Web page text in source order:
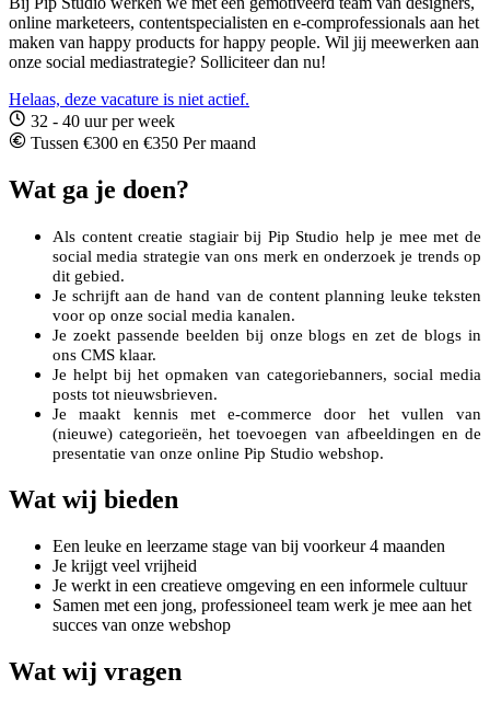
online marketeers, contentspecialisten en e-comprofessionals aan het
maken van happy products for happy people. Wil jij meewerken aan
onze social mediastrategie? Solliciteer dan nu!
Helaas, deze vacature is niet actief.
32 - 40 uur per week
Tussen €300 en €350 Per maand
Wat ga je doen?
Als content creatie stagiair bij Pip Studio help je mee met de
social media strategie van ons merk en onderzoek je trends op
dit gebied.
Je schrijft aan de hand van de content planning leuke teksten
voor op onze social media kanalen.
Je zoekt passende beelden bij onze blogs en zet de blogs in
ons CMS klaar.
Je helpt bij het opmaken van categoriebanners, social media
posts tot nieuwsbrieven.
Je maakt kennis met e-commerce door het vullen van
(nieuwe) categorieën, het toevoegen van afbeeldingen en de
presentatie van onze online Pip Studio webshop.
Wat wij bieden
Een leuke en leerzame stage van bij voorkeur 4 maanden
Je krijgt veel vrijheid
Je werkt in een creatieve omgeving en een informele cultuur
Samen met een jong, professioneel team werk je mee aan het
succes van onze webshop
Wat wij vragen